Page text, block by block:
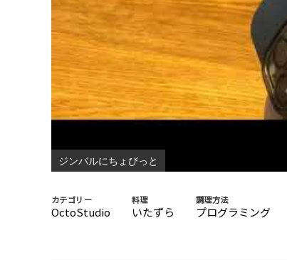
ジンバルにちょびっと
カテゴリー
OctoStudio
料理
いたずら
調理方法
プログラミング